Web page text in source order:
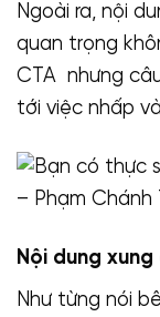
Ngoài ra, nội
quan trọng
CTA nhưng
tới việc nhấp
Nội dung xung
Như từng nói